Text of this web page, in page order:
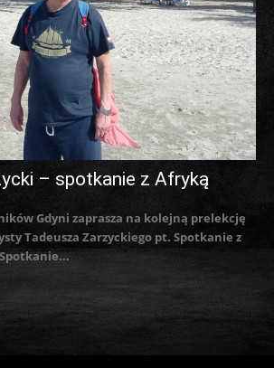
– spotkanie z Afryką
Gdyni zaprasza na kolejną prelekcję
Tadeusza Zarzyckiego pt. Spotkanie z
„Spotkanie...